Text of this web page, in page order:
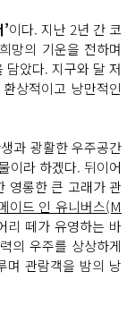
이다. 지난 2년 간 코
망의 기운을 전하며
담았다. 지구와 달 저
상적이고 낭만적인
과 광활한 우주공간
이라 하겠다. 뒤이어
영롱한 큰 고래가 관
이드 인 유니버스(M
리 떼가 유영하는 바
의 우주를 상상하게
며 관람객을 밤의 낭